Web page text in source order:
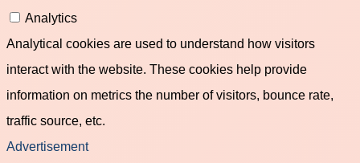
Analytics
Analytical cookies are used to understand how visitors
interact with the website. These cookies help provide
information on metrics the number of visitors, bounce rate,
traffic source, etc.
Advertisement